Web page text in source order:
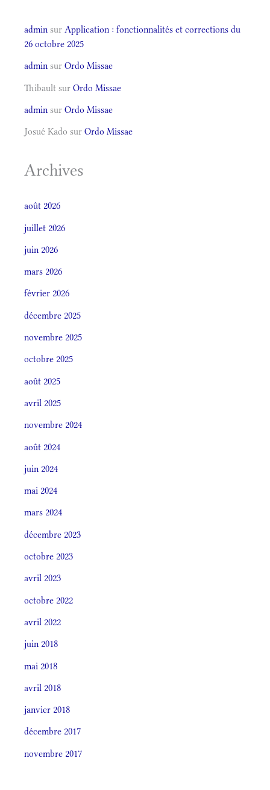
admin sur Application : fonctionnalités et corrections du
26 octobre 2025
admin sur Ordo Missae
Thibault sur Ordo Missae
admin sur Ordo Missae
Josué Kado sur Ordo Missae
Archives
août 2026
juillet 2026
juin 2026
mars 2026
février 2026
décembre 2025
novembre 2025
octobre 2025
août 2025
avril 2025
novembre 2024
août 2024
juin 2024
mai 2024
mars 2024
décembre 2023
octobre 2023
avril 2023
octobre 2022
avril 2022
juin 2018
mai 2018
avril 2018
janvier 2018
décembre 2017
novembre 2017